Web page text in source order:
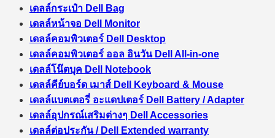
เดลล์กระเป๋า Dell Bag
เดลล์หน้าจอ Dell Monitor
เดลล์คอมพิวเตอร์ Dell Desktop
เดลล์คอมพิวเตอร์ ออล อินวัน Dell All-in-one
เดลล์โน๊ตบุค Dell Notebook
เดลล์คีย์บอร์ด เมาส์ Dell Keyboard & Mouse
เดลล์แบตเตอรี่ อะแดปเตอร์ Dell Battery / Adapter
เดลล์อุปกรณ์เสริมต่างๆ Dell Accessories
เดลล์ต่อประกัน / Dell Extended warranty